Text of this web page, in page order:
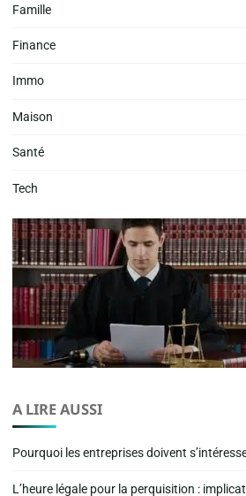
Famille
Finance
Immo
Maison
Santé
Tech
A LIRE AUSSI
Pourquoi les entreprises doivent
L’heure légale pour la perquisition :